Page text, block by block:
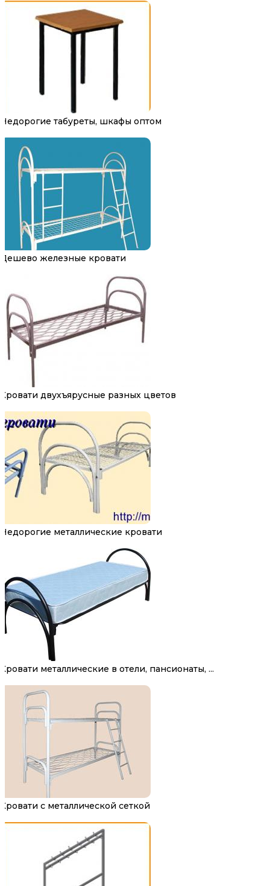
Недорогие табуреты, шкафы оптом
Дешево железные кровати
Кровати двухъярусные разных цветов
Недорогие металлические кровати
Кровати металлические в отели, пансионаты, ...
Кровати с металлической сеткой